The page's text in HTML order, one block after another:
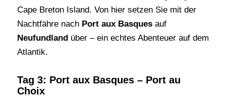
Cape Breton Island. Von hier setzen Sie mit der
Nachtfähre nach Port aux Basquesauf
Neufundlandüber – ein echtes Abenteuer auf dem
Atlantik.
Tag 3: Port aux Basques – Port au
Choix